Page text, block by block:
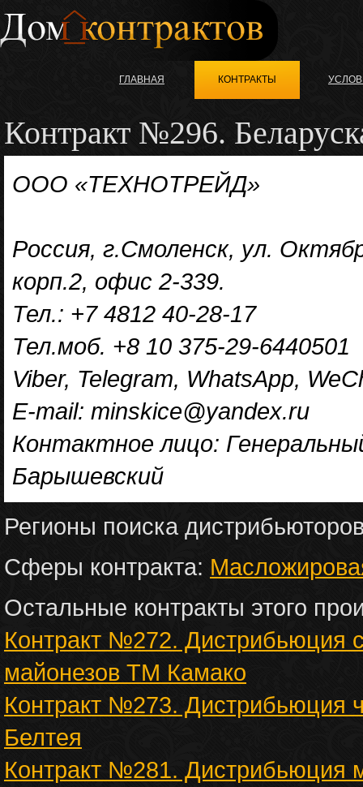
ГЛАВНАЯ КОНТРАКТЫ
Контракт №296.
ООО «ТЕХНОТРЕЙД»
Россия, г.Смоленск, ул.
корп.2, офис 2-339.
Тел.: +7 4812 40-28-17
Тел.моб. +8 10 375-29-6440501
Viber, Telegram, WhatsApp,
E-mail: minskice@yandex.ru
Контактное лицо:
Барышевский
Регионы поиска
Сферы контракта:
Остальные контракты этого
Контракт №272. Дистрибьюция
майонезов ТМ Камако
Контракт №273. Дистрибьюция
Белтея
Контракт №281. Дистрибьюция